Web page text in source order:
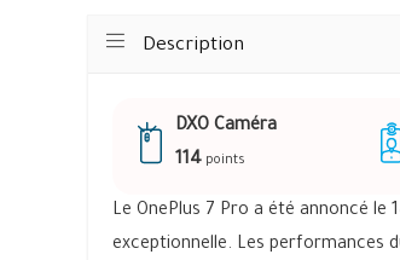
Description
DXO Caméra
114 points
Le OnePlus 7 Pro a été annoncé le
exceptionnelle. Les performances